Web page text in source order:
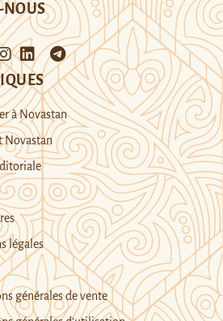
NOUS
à Novastan
Novastan
légales
générales de vente